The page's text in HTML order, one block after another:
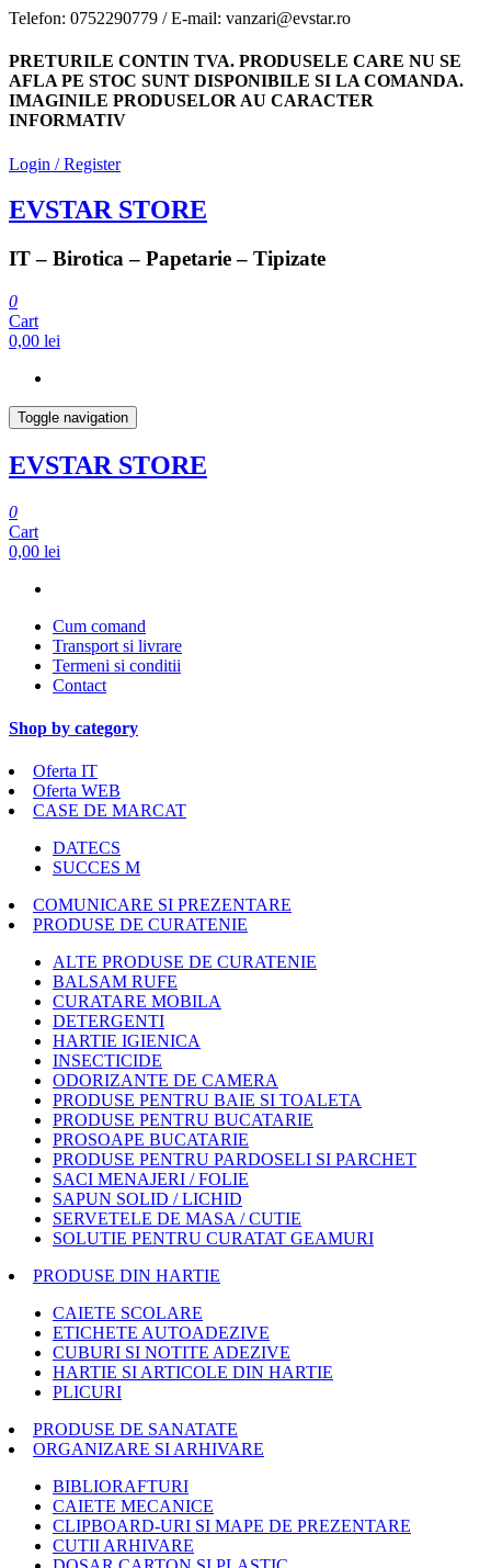
Skip
the
content
Telefon: 0752290779 / E-mail: vanzari@evstar.ro
PRETURILE CONTIN TVA. PRODUSELE CARE NU SE
AFLA PE STOC SUNT DISPONIBILE SI LA COMANDA.
IMAGINILE PRODUSELOR AU CARACTER
INFORMATIV
Login / Register
EVSTAR STORE
IT – Birotica – Papetarie – Tipizate
0
Cart
0,00 lei
Toggle navigation
EVSTAR STORE
0
Cart
0,00 lei
Cum comand
Transport si livrare
Termeni si conditii
Contact
Shop by category
Oferta IT
Oferta WEB
CASE DE MARCAT
DATECS
SUCCES M
COMUNICARE SI PREZENTARE
PRODUSE DE CURATENIE
ALTE PRODUSE DE CURATENIE
BALSAM RUFE
CURATARE MOBILA
DETERGENTI
HARTIE IGIENICA
INSECTICIDE
ODORIZANTE DE CAMERA
PRODUSE PENTRU BAIE SI TOALETA
PRODUSE PENTRU BUCATARIE
PROSOAPE BUCATARIE
PRODUSE PENTRU PARDOSELI SI PARCHET
SACI MENAJERI / FOLIE
SAPUN SOLID / LICHID
SERVETELE DE MASA / CUTIE
SOLUTIE PENTRU CURATAT GEAMURI
PRODUSE DIN HARTIE
CAIETE SCOLARE
ETICHETE AUTOADEZIVE
CUBURI SI NOTITE ADEZIVE
HARTIE SI ARTICOLE DIN HARTIE
PLICURI
PRODUSE DE SANATATE
ORGANIZARE SI ARHIVARE
BIBLIORAFTURI
CAIETE MECANICE
CLIPBOARD-URI SI MAPE DE PREZENTARE
CUTII ARHIVARE